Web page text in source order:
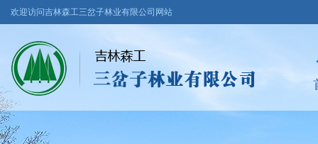
欢迎访问吉林森工三岔子林业有限公司网站